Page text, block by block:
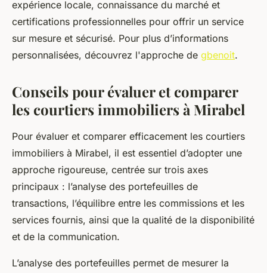
expérience locale, connaissance du marché et
certifications professionnelles pour offrir un service
sur mesure et sécurisé. Pour plus d’informations
personnalisées, découvrez l'approche de gbenoit.
Conseils pour évaluer et comparer
les courtiers immobiliers à Mirabel
Pour évaluer et comparer efficacement les courtiers
immobiliers à Mirabel, il est essentiel d’adopter une
approche rigoureuse, centrée sur trois axes
principaux : l’analyse des portefeuilles de
transactions, l’équilibre entre les commissions et les
services fournis, ainsi que la qualité de la disponibilité
et de la communication.
L’analyse des portefeuilles permet de mesurer la